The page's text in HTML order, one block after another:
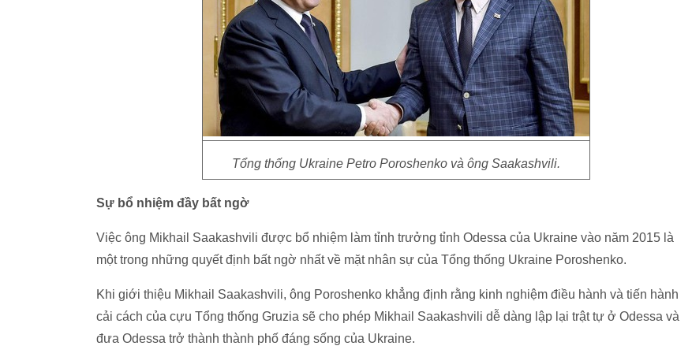
Tổng thống Ukraine Petro Poroshenko và ông Saakashvili.
Sự bổ nhiệm đầy bất ngờ
Việc ông Mikhail Saakashvili được bổ nhiệm làm tỉnh trưởng tỉnh Odessa của Ukraine vào năm 2015 là
một trong những quyết định bất ngờ nhất về mặt nhân sự của Tổng thống Ukraine Poroshenko.
Khi giới thiệu Mikhail Saakashvili, ông Poroshenko khẳng định rằng kinh nghiệm điều hành và tiến hành
cải cách của cựu Tổng thống Gruzia sẽ cho phép Mikhail Saakashvili dễ dàng lập lại trật tự ở Odessa và
đưa Odessa trở thành thành phố đáng sống của Ukraine.